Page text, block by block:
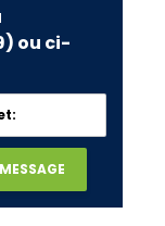
ou ci-